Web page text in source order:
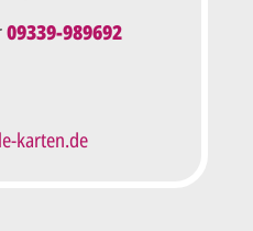
zur
Unverbindliche Anfrage
09339-989692
karten.de